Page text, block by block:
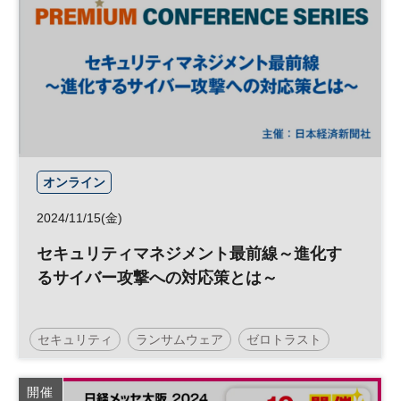
オンライン
2024/11/15(金)
セキュリティマネジメント最前線～進化す
るサイバー攻撃への対応策とは～
セキュリティ ランサムウェア ゼロトラスト
リスク管理
サイバーセキュリティ
開催